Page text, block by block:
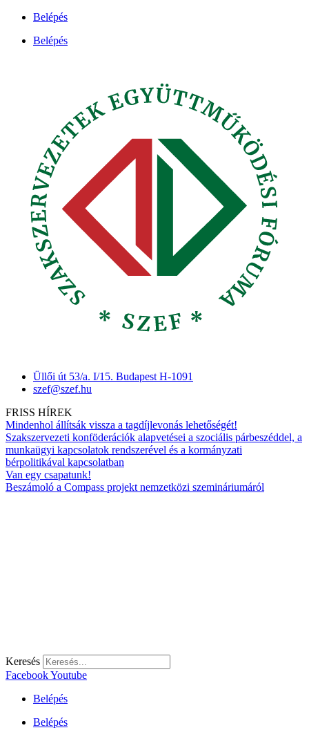
Ugrás
tartalomhoz
Belépés
Belépés
Üllői út 53/a. I/15. Budapest H-1091
szef@szef.hu
FRISS HÍREK
Mindenhol állítsák vissza a tagdíjlevonás lehetőségét!
Szakszervezeti konföderációk alapvetései a szociális párbeszéddel, a
munkaügyi kapcsolatok rendszerével és a kormányzati
bérpolitikával kapcsolatban
Van egy csapatunk!
Beszámoló a Compass projekt nemzetközi szemináriumáról
Keresés
FacebookYoutube
Belépés
Belépés